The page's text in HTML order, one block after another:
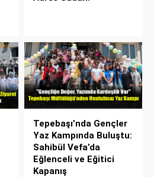
Tepebaşı’nda Gençler
Yaz Kampında Buluştu:
Sahibül Vefa’da
Eğlenceli ve Eğitici
Kapanış